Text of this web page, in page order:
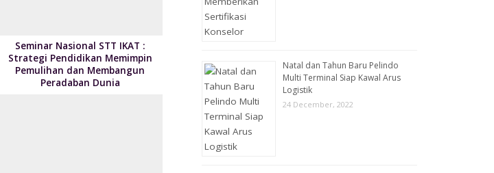
Seminar Nasional STT IKAT :
Strategi Pendidikan Memimpin
Pemulihan dan Membangun
Peradaban Dunia
Natal dan Tahun Baru Pelindo
Multi Terminal Siap Kawal Arus
Logistik
24 December, 2022